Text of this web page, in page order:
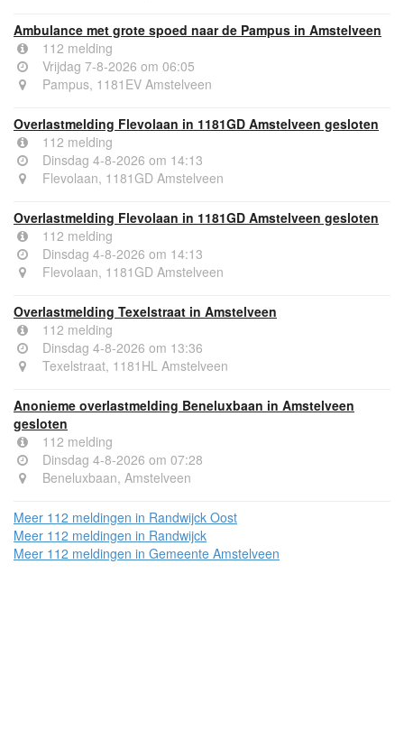
Ambulance met grote spoed naar de Pampus in Amstelveen
112 melding
Vrijdag 7-8-2026 om 06:05
Pampus, 1181EV Amstelveen
Overlastmelding Flevolaan in 1181GD Amstelveen gesloten
112 melding
Dinsdag 4-8-2026 om 14:13
Flevolaan, 1181GD Amstelveen
Overlastmelding Flevolaan in 1181GD Amstelveen gesloten
112 melding
Dinsdag 4-8-2026 om 14:13
Flevolaan, 1181GD Amstelveen
Overlastmelding Texelstraat in Amstelveen
112 melding
Dinsdag 4-8-2026 om 13:36
Texelstraat, 1181HL Amstelveen
Anonieme overlastmelding Beneluxbaan in Amstelveen
gesloten
112 melding
Dinsdag 4-8-2026 om 07:28
Beneluxbaan, Amstelveen
Meer 112 meldingen in Randwijck Oost
Meer 112 meldingen in Randwijck
Meer 112 meldingen in Gemeente Amstelveen